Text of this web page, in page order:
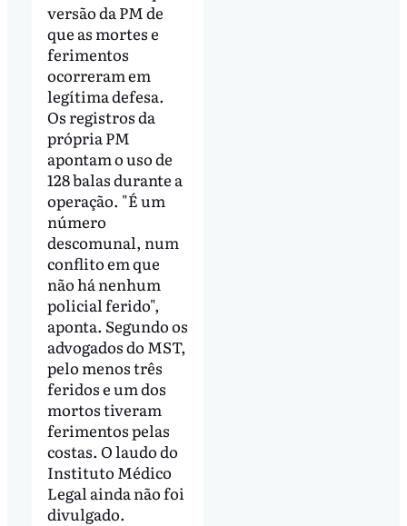
versão da PM de
que as mortes e
ferimentos
ocorreram em
legítima defesa.
Os registros da
própria PM
apontam o uso de
128 balas durante a
operação. "É um
número
descomunal, num
conflito em que
não há nenhum
policial ferido",
aponta. Segundo os
advogados do MST,
pelo menos três
feridos e um dos
mortos tiveram
ferimentos pelas
costas. O laudo do
Instituto Médico
Legal ainda não foi
divulgado.